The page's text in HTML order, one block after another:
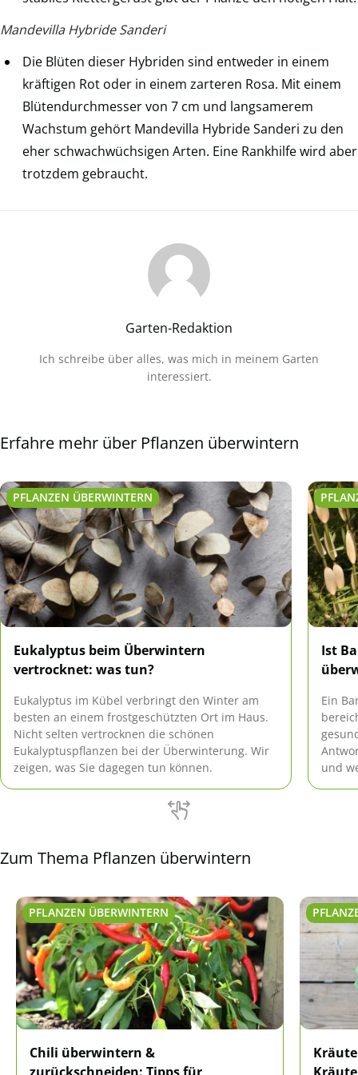
Mandevilla Hybride Sanderi
Die Blüten dieser Hybriden sind entweder in einem
kräftigen Rot oder in einem zarteren Rosa. Mit einem
Blütendurchmesser von 7 cm und langsamerem
Wachstum gehört Mandevilla Hybride Sanderi zu den
eher schwachwüchsigen Arten. Eine Rankhilfe wird aber
trotzdem gebraucht.
Garten-Redaktion
Ich schreibe über alles, was mich in meinem Garten
interessiert.
Erfahre mehr über Pflanzen überwintern
PFLANZEN ÜBERWINTERN
Eukalyptus beim Überwintern
vertrocknet: was tun?
Eukalyptus im Kübel verbringt den Winter am
besten an einem frostgeschützten Ort im Haus.
Nicht selten vertrocknen die schönen
Eukalyptuspflanzen bei der Überwinterung. Wir
zeigen, was Sie dagegen tun können.
Ist
Ein
und
Zum Thema Pflanzen überwintern
PFLANZEN ÜBERWINTERN
Chili überwintern &